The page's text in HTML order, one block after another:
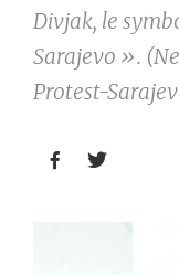
Divjak, le
Sarajevo ».
Protest-
 